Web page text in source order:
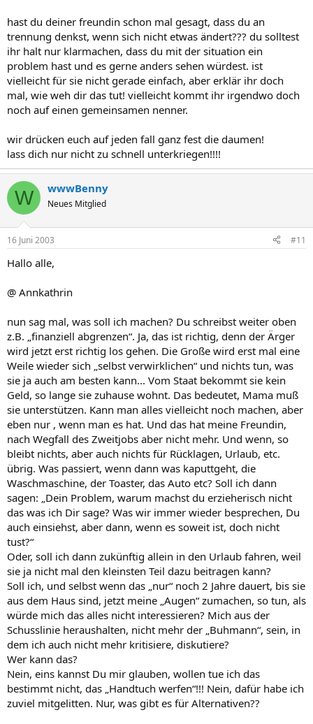
hast du deiner freundin schon mal gesagt, dass du an
trennung denkst, wenn sich nicht etwas ändert??? du solltest
ihr halt nur klarmachen, dass du mit der situation ein
problem hast und es gerne anders sehen würdest. ist
vielleicht für sie nicht gerade einfach, aber erklär ihr doch
mal, wie weh dir das tut! vielleicht kommt ihr irgendwo doch
noch auf einen gemeinsamen nenner.
wir drücken euch auf jeden fall ganz fest die daumen!
lass dich nur nicht zu schnell unterkriegen!!!!
W wwwBenny
Neues Mitglied
16 Juni 2003 #11
Hallo alle,
@ Annkathrin
nun sag mal, was soll ich machen? Du schreibst weiter oben
z.B. „finanziell abgrenzen“. Ja, das ist richtig, denn der Ärger
wird jetzt erst richtig los gehen. Die Große wird erst mal eine
Weile wieder sich „selbst verwirklichen“ und nichts tun, was
sie ja auch am besten kann... Vom Staat bekommt sie kein
Geld, so lange sie zuhause wohnt. Das bedeutet, Mama muß
sie unterstützen. Kann man alles vielleicht noch machen, aber
eben nur , wenn man es hat. Und das hat meine Freundin,
nach Wegfall des Zweitjobs aber nicht mehr. Und wenn, so
bleibt nichts, aber auch nichts für Rücklagen, Urlaub, etc.
übrig. Was passiert, wenn dann was kaputtgeht, die
Waschmaschine, der Toaster, das Auto etc? Soll ich dann
sagen: „Dein Problem, warum machst du erzieherisch nicht
das was ich Dir sage? Was wir immer wieder besprechen, Du
auch einsiehst, aber dann, wenn es soweit ist, doch nicht
tust?“
Oder, soll ich dann zukünftig allein in den Urlaub fahren, weil
sie ja nicht mal den kleinsten Teil dazu beitragen kann?
Soll ich, und selbst wenn das „nur“ noch 2 Jahre dauert, bis sie
aus dem Haus sind, jetzt meine „Augen“ zumachen, so tun, als
würde mich das alles nicht interessieren? Mich aus der
Schusslinie heraushalten, nicht mehr der „Buhmann“, sein, in
dem ich auch nicht mehr kritisiere, diskutiere?
Wer kann das?
Nein, eins kannst Du mir glauben, wollen tue ich das
bestimmt nicht, das „Handtuch werfen“!!! Nein, dafür habe ich
zuviel mitgelitten. Nur, was gibt es für Alternativen??